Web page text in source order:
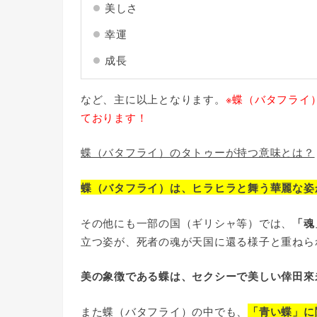
美しさ
幸運
成長
など、主に以上となります。 ※蝶（バタフライ
ております！
蝶（バタフライ）のタトゥーが持つ意味とは？
蝶（バタフライ）は、ヒラヒラと舞う華麗な
その他にも一部の国（ギリシャ等）では、 「
立つ姿が、死者の魂が天国に還る様子と重ね
美の象徴である蝶は、セクシーで美しい倖田
また蝶（バタフライ）の中でも、 「青い蝶」